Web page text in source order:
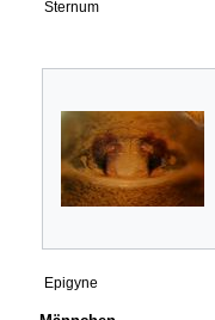
Sternum
Epigyne